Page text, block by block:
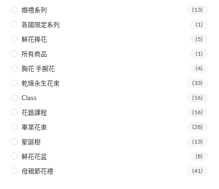
婚禮系列 (13)
各國限定系列 (1)
鮮花捧花 (5)
所有商品 (1)
胸花 手腕花 (4)
乾燥永生花束 (33)
Class (16)
花藝課程 (16)
畢業花束 (28)
聖誕樹 (13)
鮮花花盆 (8)
母親節花禮 (41)